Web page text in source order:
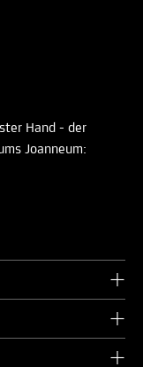
Hand - der
Joanneum: